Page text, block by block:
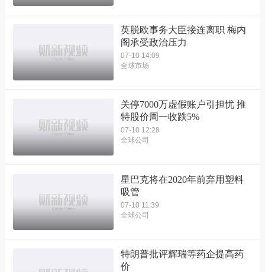
英脱欧事务大臣接连离职 梅内
阁承受政治压力
07-10 14:09
全球市场
关停7000万虚假账户引担忧 推
特股价周一收跌5%
07-10 12:28
全球公司
星巴克将在2020年前弃用塑料
吸管
07-10 11:39
全球公司
特朗普批评辉瑞等药企提高药
价